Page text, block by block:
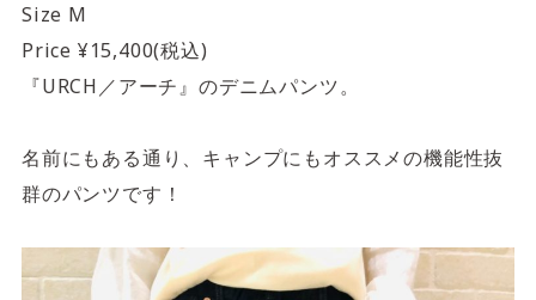
Size M
Price ¥15,400(税込)
『URCH／アーチ』のデニムパンツ。
名前にもある通り、キャンプにもオススメの機能性抜
群のパンツです！